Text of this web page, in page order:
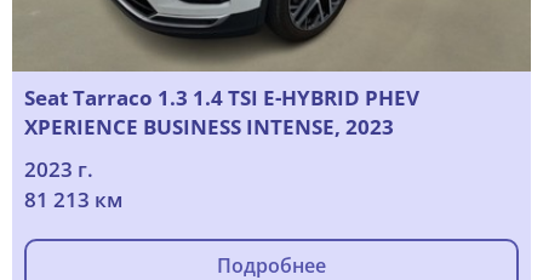
Seat Tarraco 1.3 1.4 TSI E-HYBRID PHEV
XPERIENCE BUSINESS INTENSE, 2023
2023 г.
81 213 км
Подробнее